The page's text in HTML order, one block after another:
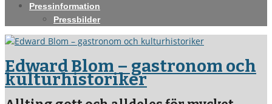
Pressinformation
Pressbilder
Edward Blom – gastronom och
kulturhistoriker